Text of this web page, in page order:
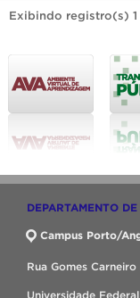
Exibindo registro(s) 1
DEPARTAMENTO
Campus Porto/
Rua Gomes Carneiro
Universidade